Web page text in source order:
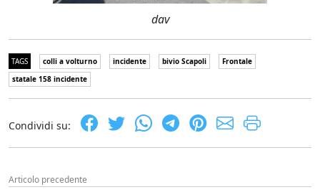
dav
TAGS colli a volturno incidente bivio Scapoli
Frontale
statale 158 incidente
Condividi su:
Articolo precedente